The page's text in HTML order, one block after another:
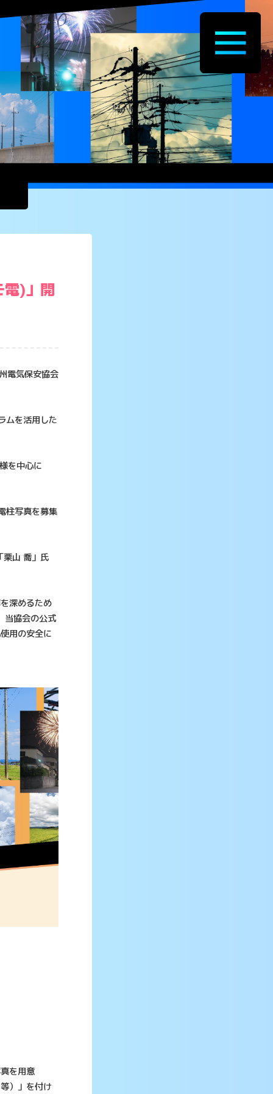
)」開
電気保安協会
ムを活用した
を中心に
柱写真を募集
栗山 喬」氏
深めるため
当協会の公式
用の安全に
を用意
）」を付け